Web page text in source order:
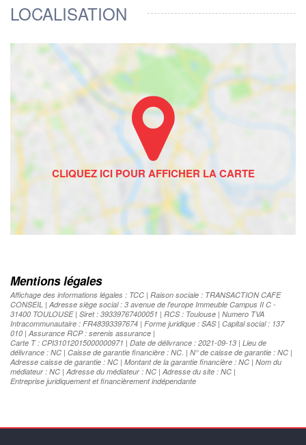
LOCALISATION
Mentions légales
Affichage des informations légales : TCC | Raison sociale : TRANSACTION CAFE
CONSEIL | Adresse siège social : 3 avenue de l'europe Immeuble Campus II C -
31400 TOULOUSE | Siret : 39339767400051 | RCS : Toulouse | Numero TVA
Intracommunautaire : FR48393397674 | Forme juridique : SAS | Capital social : 137
010 | Assurance RCP : serenis assurance |
Carte T : CPI31012015000000971 | Date de délivrance : 2021-09-13 | Lieu de
délivrance : NC | Caisse de garantie financière : NC. | N° de caisse de garantie : NC |
Adresse caisse de garantie : NC | Montant de la garantie financière : NC | Nom du
médiateur : NC | Adresse du médiateur : NC | Adresse du site : NC |
Entreprise juridiquement et financièrement indépendante